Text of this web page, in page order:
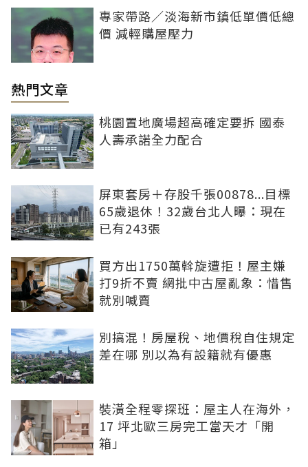
專家帶路／淡海新市鎮低單價低總
價 減輕購屋壓力
熱門文章
桃園置地廣場超高確定要拆 國泰
人壽承諾全力配合
屏東套房＋存股千張00878...目標
65歲退休！32歲台北人曝：現在
已有243張
買方出1750萬斡旋遭拒！屋主嫌
打9折不賣 網批中古屋亂象：惜售
就別喊賣
別搞混！房屋稅、地價稅自住規定
差在哪 別以為有設籍就有優惠
裝潢全程零探班：屋主人在海外，
17 坪北歐三房完工當天才「開
箱」